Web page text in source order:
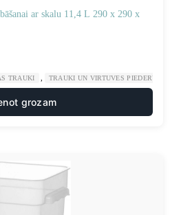
ar skalu 11,4 L 290 x 290 x
TRAUKI TRAUKI UN VIRTUVES PIEDERUMI
grozam